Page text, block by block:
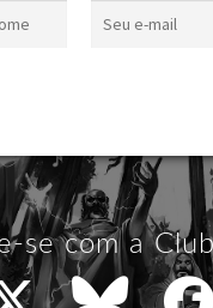
se com a